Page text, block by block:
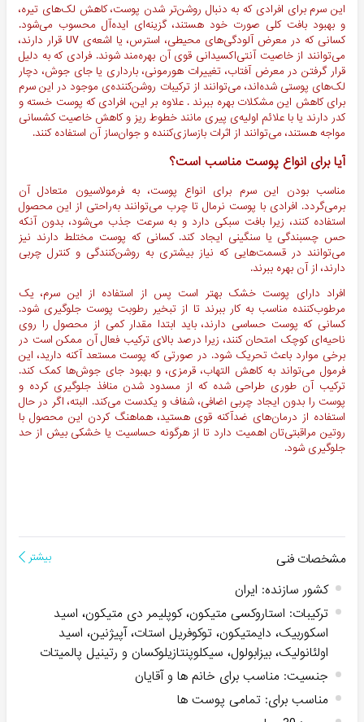
این سرم برای افرادی که به دنبال روشن‌تر شدن پوست، کاهش لک‌های تیره،
و بهبود بافت کلی صورت خود هستند، گزینه‌ای ایده‌آل محسوب می‌شود.
کسانی که در معرض آلودگی‌های محیطی، استرس، یا اشعه‌ی UV قرار دارند،
می‌توانند از خاصیت آنتی‌اکسیدانی قوی آن بهره‌مند شوند. فرادی که به دلیل
قرار گرفتن در معرض آفتاب، تغییرات هورمونی، بارداری یا جای جوش، دچار
لک‌های پوستی شده‌اند، می‌توانند از ترکیبات روشن‌کننده‌ی موجود در این سرم
برای کاهش این مشکلات بهره ببرند . علاوه بر این، افرادی که پوست خسته و
کدر دارند یا با علائم اولیه‌ی پیری مانند خطوط ریز و کاهش خاصیت کشسانی
مواجه هستند، می‌توانند از اثرات بازسازی‌کننده و جوان‌ساز آن استفاده کنند.
آیا برای انواع پوست مناسب است؟
مناسب بودن این سرم برای انواع پوست، به فرمولاسیون متعادل آن
برمی‌گردد. افرادی با پوست نرمال تا چرب می‌توانند به‌راحتی از این محصول
استفاده کنند، زیرا بافت سبکی دارد و به سرعت جذب می‌شود، بدون آنکه
حس چسبندگی یا سنگینی ایجاد کند. کسانی که پوست مختلط دارند نیز
می‌توانند در قسمت‌هایی که نیاز بیشتری به روشن‌کنندگی و کنترل چربی
دارند، از آن بهره ببرند.
افراد دارای پوست خشک بهتر است پس از استفاده از این سرم، یک
مرطوب‌کننده مناسب به کار ببرند تا از تبخیر رطوبت پوست جلوگیری شود.
کسانی که پوست حساسی دارند، باید ابتدا مقدار کمی از محصول را روی
ناحیه‌ای کوچک امتحان کنند، زیرا درصد بالای ترکیب فعال آن ممکن است در
برخی موارد باعث تحریک شود. در صورتی که پوست مستعد آکنه دارید، این
فرمول می‌تواند به کاهش التهاب، قرمزی، و بهبود جای جوش‌ها کمک کند.
ترکیب آن طوری طراحی شده که از مسدود شدن منافذ جلوگیری کرده و
پوست را بدون ایجاد چربی اضافی، شفاف و یکدست می‌کند. البته، اگر در حال
استفاده از درمان‌های ضدآکنه قوی هستید، هماهنگ کردن این محصول با
روتین مراقبتی‌تان اهمیت دارد تا از هرگونه حساسیت یا خشکی بیش از حد
جلوگیری شود.
مشخصات فنی بیشتر
کشور سازنده: ایران
ترکیبات: استاروکسی متیکون، کوپلیمر دی متیکون، اسید
اسکوربیک، دایمتیکون، توکوفریل استات، آپیژنین، اسید
اولئانولیک، بیزابولول، سیکلوپنتازیلوکسان و رتینیل پالمیتات
جنسیت: مناسب برای خانم ها و آقایان
مناسب برای: تمامی پوست ها